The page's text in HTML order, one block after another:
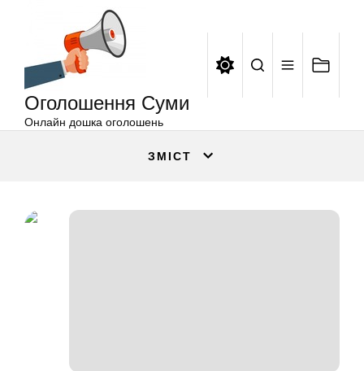
Оголошення Суми
Онлайн дошка оголошень
ЗМІСТ